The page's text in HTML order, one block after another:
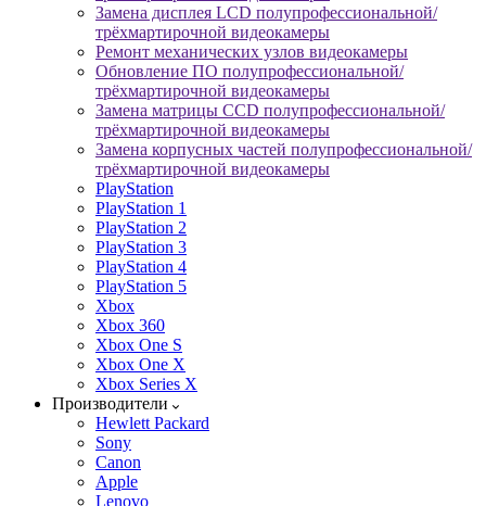
Замена дисплея LCD полупрофессиональной/
трёхмартирочной видеокамеры
Ремонт механических узлов видеокамеры
Обновление ПО полупрофессиональной/
трёхмартирочной видеокамеры
Замена матрицы CCD полупрофессиональной/
трёхмартирочной видеокамеры
Замена корпусных частей полупрофессиональной/
трёхмартирочной видеокамеры
PlayStation
PlayStation 1
PlayStation 2
PlayStation 3
PlayStation 4
PlayStation 5
Xbox
Xbox 360
Xbox One S
Xbox One X
Xbox Series X
Производители
Hewlett Packard
Sony
Canon
Apple
Lenovo